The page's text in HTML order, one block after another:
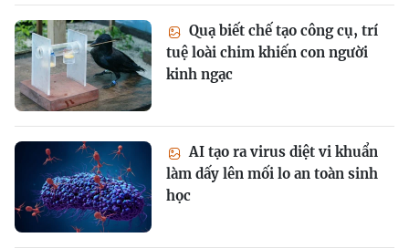
Quạ biết chế tạo công cụ, trí
tuệ loài chim khiến con người
kinh ngạc
AI tạo ra virus diệt vi khuẩn
làm dấy lên mối lo an toàn sinh
học